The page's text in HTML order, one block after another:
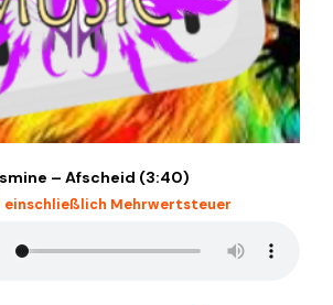
– Afscheid (3:40)
einschließlich Mehrwertsteuer